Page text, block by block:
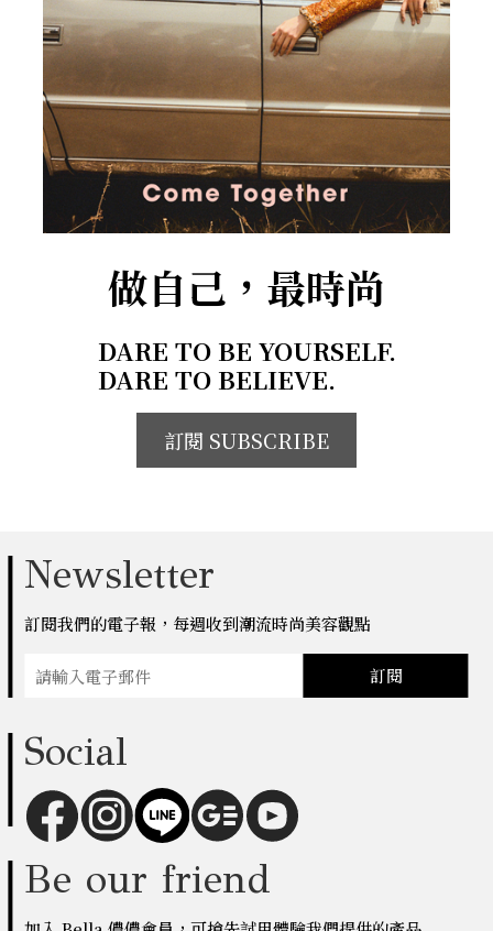
做自己，最時尚
DARE TO BE YOURSELF.
DARE TO BELIEVE.
訂閱 SUBSCRIBE
Newsletter
訂閱我們的電子報，每週收到潮流時尚美容觀點
訂閱
Social
Be our friend